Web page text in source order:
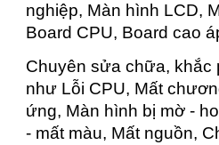
nghiệp, Màn hình LCD,
Board CPU, Board cao
Chuyên sửa chữa, khắc
như Lỗi CPU, Mất
ứng, Màn hình bị mờ -
- mất màu, Mất nguồn,